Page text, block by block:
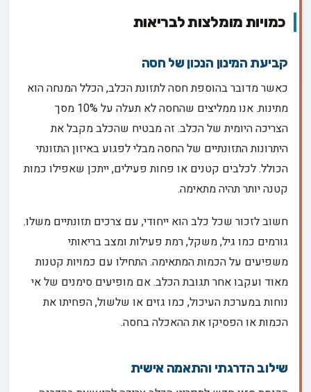
כמויות מומלצות לבריאות
קביעת המינון הנכון של חסה
כאשר מדובר בהוספת חסה לתזונת הכלב, הכלל המנחה הוא
מתינות. אנו ממליצים שהחסה לא תעלה על 10% מסך
הצריכה היומית של הכלב. זה מבטיח שהכלב מקבל את
היתרונות התזונתיים של החסה מבלי לפגוע באיזון התזונתי
הכולל. לכלבים קטנים או פחות פעילים, ייתכן שאפילו כמות
קטנה יותר תהיה מתאימה.
חשוב לזכור שכל כלב הוא ייחודי, עם צרכים תזונתיים משלו.
גורמים כמו גיל, משקל, רמת פעילות ומצב בריאותי
משפיעים על הכמות המתאימה. התחילו עם כמויות קטנות
מאוד ועקבו אחר תגובת הכלב. אם מופיעים סימנים של אי
נוחות במערכת העיכול, כמו גזים או שלשול, הפחיתו את
הכמות או הפסיקו את ההאכלה בחסה.
שילוב הדרגתי והתאמה אישית